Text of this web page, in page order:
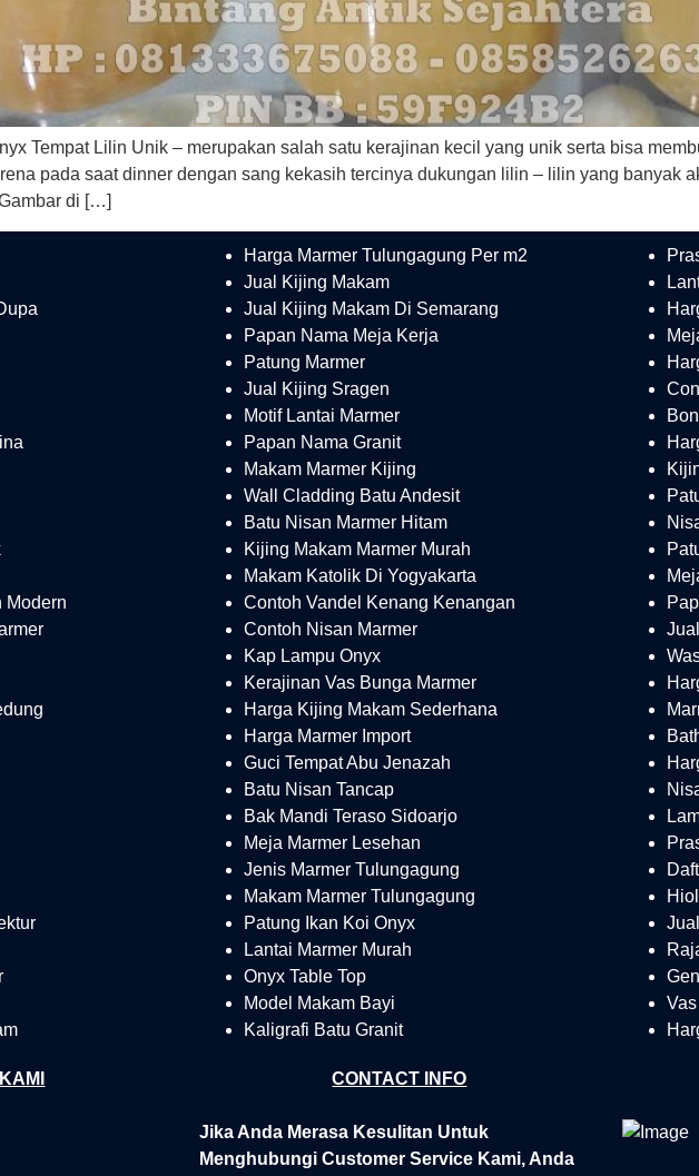
Tempat Lilin Unik – merupakan salah satu kerajinan kecil yang unik serta bisa
pada saat dinner dengan sang kekasih tercinya dukungan lilin – lilin yang banyak
di […]
Modern
Harga Marmer Tulungagung Per m2
Jual Kijing Makam
Jual Kijing Makam Di Semarang
Papan Nama Meja Kerja
Patung Marmer
Jual Kijing Sragen
Motif Lantai Marmer
Papan Nama Granit
Makam Marmer Kijing
Wall Cladding Batu Andesit
Batu Nisan Marmer Hitam
Kijing Makam Marmer Murah
Makam Katolik Di Yogyakarta
Contoh Vandel Kenang Kenangan
Contoh Nisan Marmer
Kap Lampu Onyx
Kerajinan Vas Bunga Marmer
Harga Kijing Makam Sederhana
Harga Marmer Import
Guci Tempat Abu Jenazah
Batu Nisan Tancap
Bak Mandi Teraso Sidoarjo
Meja Marmer Lesehan
Jenis Marmer Tulungagung
Makam Marmer Tulungagung
Patung Ikan Koi Onyx
Lantai Marmer Murah
Onyx Table Top
Model Makam Bayi
Kaligrafi Batu Granit
CONTACT INFO
Jika Anda Merasa Kesulitan Untuk
Menghubungi Customer Service Kami, Anda